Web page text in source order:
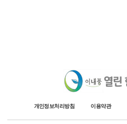
개인정보처리방침 이용약관